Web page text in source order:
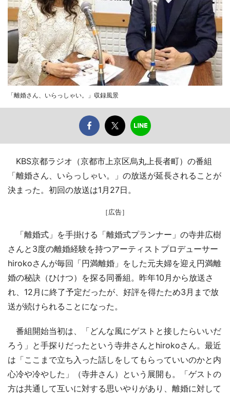
「離婚さん、いらっしゃい。」収録風景
KBS京都ラジオ（京都市上京区烏丸上長者町）の番組
「離婚さん、いらっしゃい。」の放送が延長されることが
決まった。初回の放送は1月27日。
［広告］
「離婚式」を手掛ける「離婚式プランナー」の寺井広樹
さんと3度の離婚経験を持つアーティストプロデューサー
hirokoさんが毎回「円満離婚」をした元夫婦を迎え円満離
婚の秘訣（ひけつ）を探る同番組。昨年10月から放送さ
れ、12月に終了予定だったが、好評を得たため3月まで放
送が続けられることになった。
番組開始当初は、「どんな風にゲストと接したらいいだ
ろう」と手探りだったという寺井さんとhirokoさん。最近
は「ここまで立ち入った話しをしてもらっていいのかと内
心冷や冷やした」（寺井さん）という展開も。「ゲストの
方は共通して互いに対する思いやりがあり、離婚に対して